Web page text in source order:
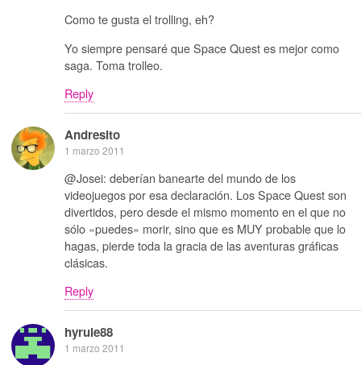
Como te gusta el trolling, eh?
Yo siempre pensaré que Space Quest es mejor como
saga. Toma trolleo.
Reply
Andresito
1 marzo 2011
@Josei: deberían banearte del mundo de los
videojuegos por esa declaración. Los Space Quest son
divertidos, pero desde el mismo momento en el que no
sólo «puedes» morir, sino que es MUY probable que lo
hagas, pierde toda la gracia de las aventuras gráficas
clásicas.
Reply
hyrule88
1 marzo 2011